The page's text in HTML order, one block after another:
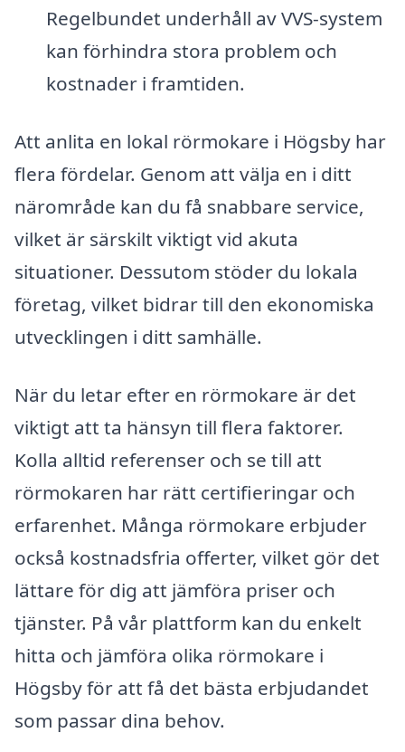
Regelbundet underhåll av VVS-system
kan förhindra stora problem och
kostnader i framtiden.
Att anlita en lokal rörmokare i Högsby har
flera fördelar. Genom att välja en i ditt
närområde kan du få snabbare service,
vilket är särskilt viktigt vid akuta
situationer. Dessutom stöder du lokala
företag, vilket bidrar till den ekonomiska
utvecklingen i ditt samhälle.
När du letar efter en rörmokare är det
viktigt att ta hänsyn till flera faktorer.
Kolla alltid referenser och se till att
rörmokaren har rätt certifieringar och
erfarenhet. Många rörmokare erbjuder
också kostnadsfria offerter, vilket gör det
lättare för dig att jämföra priser och
tjänster. På vår plattform kan du enkelt
hitta och jämföra olika rörmokare i
Högsby för att få det bästa erbjudandet
som passar dina behov.